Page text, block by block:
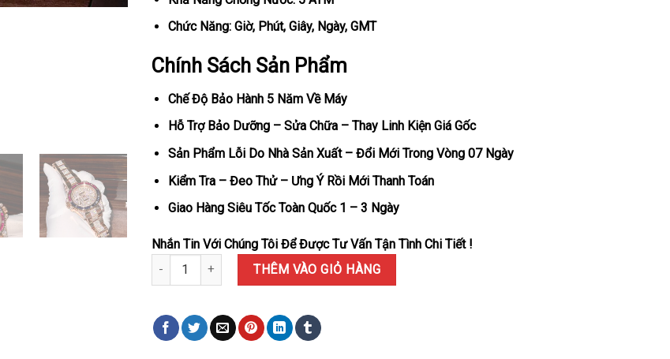
Chức Năng: Giờ, Phút, Giây, Ngày, GMT
Chính Sách Sản Phẩm
Chế Độ Bảo Hành 5 Năm Về Máy
Hỗ Trợ Bảo Dưỡng – Sửa Chữa – Thay Linh Kiện Giá Gốc
Sản Phẩm Lỗi Do Nhà Sản Xuất – Đổi Mới Trong Vòng 07 Ngày
Kiểm Tra – Đeo Thử – Ưng Ý Rồi Mới Thanh Toán
Giao Hàng Siêu Tốc Toàn Quốc 1 – 3 Ngày
Nhắn Tin Với Chúng Tôi Để Được Tư Vấn Tận Tình Chi Tiết !
Đồng Hồ Rolex GMT-Master II 126755SARU-DIAO Chế Tác Bọc Vàng 18K Độ Moissanite Viền Đá
THÊM VÀO GIỎ HÀNG